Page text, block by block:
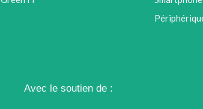
Avec le soutien de :